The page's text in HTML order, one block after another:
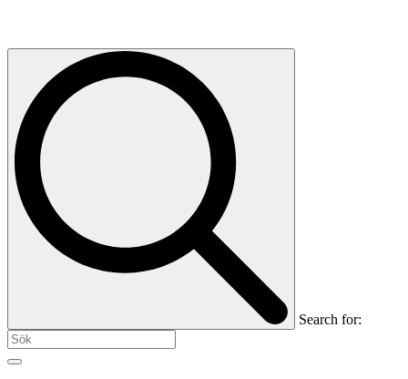
Search for: